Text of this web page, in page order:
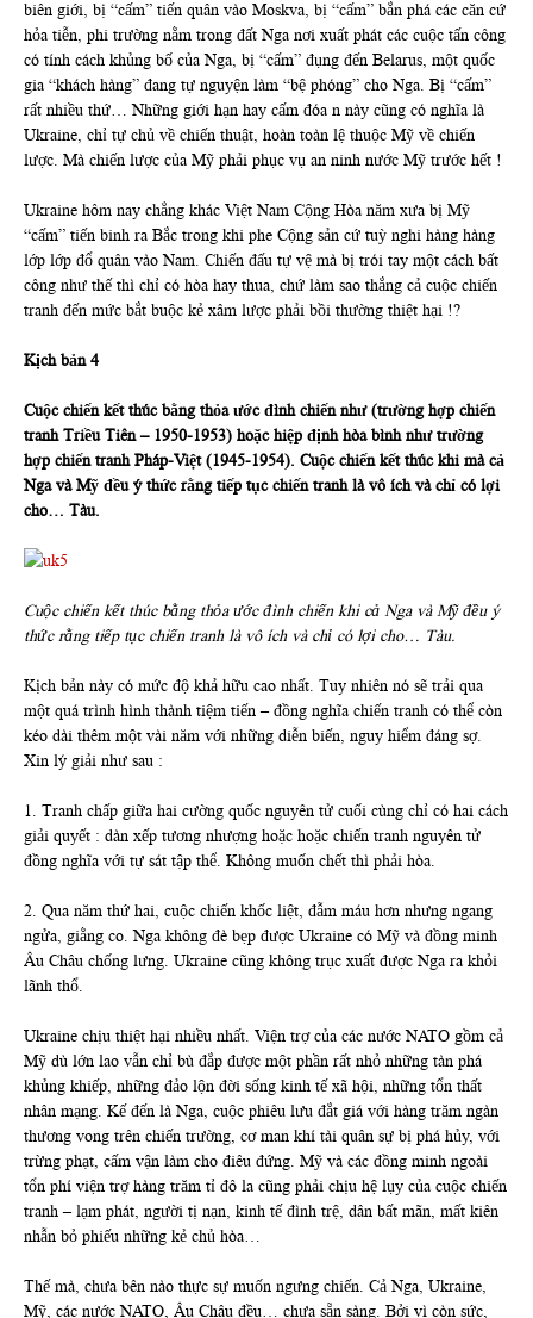
biên giới, bị “cấm” tiến quân vào Moskva, bị “cấm” bắn phá các căn cứ
hỏa tiễn, phi trường nằm trong đất Nga nơi xuất phát các cuộc tấn công
có tính cách khủng bố của Nga, bị “cấm” đụng đến Belarus, một quốc
gia “khách hàng” đang tự nguyện làm “bệ phóng” cho Nga. Bị “cấm”
rất nhiều thứ… Những giới hạn hay cấm đóa n này cũng có nghĩa là
Ukraine, chỉ tự chủ về chiến thuật, hoàn toàn lệ thuộc Mỹ về chiến
lược. Mà chiến lược của Mỹ phải phục vụ an ninh nước Mỹ trước hết !
Ukraine hôm nay chẳng khác Việt Nam Cộng Hòa năm xưa bị Mỹ
“cấm” tiến binh ra Bắc trong khi phe Cộng sản cứ tuỳ nghi hàng hàng
lớp lớp đổ quân vào Nam. Chiến đấu tự vệ mà bị trói tay một cách bất
công như thế thì chỉ có hòa hay thua, chứ làm sao thắng cả cuộc chiến
tranh đến mức bắt buộc kẻ xâm lược phải bồi thường thiệt hại !?
Kịch bản 4
Cuộc chiến kết thúc bằng thỏa ước đình chiến như (trường hợp chiến
tranh Triều Tiên – 1950-1953) hoặc hiệp định hòa bình như trường
hợp chiến tranh Pháp-Việt (1945-1954). Cuộc chiến kết thúc khi mà cả
Nga và Mỹ đều ý thức rằng tiếp tục chiến tranh là vô ích và chỉ có lợi
cho… Tàu.
Cuộc chiến kết thúc bằng thỏa ước đình chiến khi cả Nga và Mỹ đều ý
thức rằng tiếp tục chiến tranh là vô ích và chỉ có lợi cho… Tàu.
Kịch bản này có mức độ khả hữu cao nhất. Tuy nhiên nó sẽ trải qua
một quá trình hình thành tiệm tiến – đồng nghĩa chiến tranh có thể còn
kéo dài thêm một vài năm với những diễn biến, nguy hiểm đáng sợ.
Xin lý giải như sau :
1. Tranh chấp giữa hai cường quốc nguyên tử cuối cùng chỉ có hai cách
giải quyết : dàn xếp tương nhượng hoặc hoặc chiến tranh nguyên tử
đồng nghĩa với tự sát tập thể. Không muốn chết thì phải hòa.
2. Qua năm thứ hai, cuộc chiến khốc liệt, đẫm máu hơn nhưng ngang
ngửa, giằng co. Nga không đè bẹp được Ukraine có Mỹ và đồng minh
Âu Châu chống lưng. Ukraine cũng không trục xuất được Nga ra khỏi
lãnh thổ.
Ukraine chịu thiệt hại nhiều nhất. Viện trợ của các nước NATO gồm cả
Mỹ dù lớn lao vẫn chỉ bù đắp được một phần rất nhỏ những tàn phá
khủng khiếp, những đảo lộn đời sống kinh tế xã hội, những tổn thất
nhân mạng. Kế đến là Nga, cuộc phiêu lưu đắt giá với hàng trăm ngàn
thương vong trên chiến trường, cơ man khí tài quân sự bị phá hủy, với
trừng phạt, cấm vận làm cho điêu đứng. Mỹ và các đồng minh ngoài
tổn phí viện trợ hàng trăm tỉ đô la cũng phải chịu hệ lụy của cuộc chiến
tranh – lạm phát, người tị nạn, kinh tế đình trệ, dân bất mãn, mất kiên
nhẫn bỏ phiếu những kẻ chủ hòa…
Thế mà, chưa bên nào thực sự muốn ngưng chiến. Cả Nga, Ukraine,
Mỹ, các nước NATO, Âu Châu đều… chưa sẵn sàng. Bởi vì còn sức,